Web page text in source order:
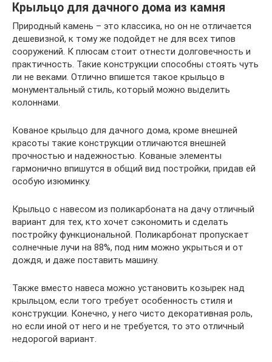
Крыльцо для дачного дома из камня
Природный камень – это классика, но он не отличается
дешевизной, к тому же подойдет не для всех типов
сооружений. К плюсам стоит отнести долговечность и
практичность. Такие конструкции способны стоять чуть
ли не веками. Отлично впишется такое крыльцо в
монументальный стиль, который можно выделить
колоннами.
Кованое крыльцо для дачного дома, кроме внешней
красоты такие конструкции отличаются внешней
прочностью и надежностью. Кованые элементы
гармонично впишутся в общий вид постройки, придав ей
особую изюминку.
Крыльцо с навесом из поликарбоната на дачу отличный
вариант для тех, кто хочет сэкономить и сделать
постройку функциональной. Поликарбонат пропускает
солнечные лучи на 88%, под ним можно укрыться и от
дождя, и даже поставить машину.
Также вместо навеса можно установить козырек над
крыльцом, если того требует особенность стиля и
конструкции. Конечно, у него чисто декоративная роль,
но если иной от него и не требуется, то это отличный
недорогой вариант.